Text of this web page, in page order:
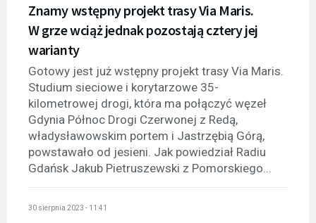
Znamy wstępny projekt trasy Via Maris.
W grze wciąż jednak pozostają cztery jej
warianty
Gotowy jest już wstępny projekt trasy Via Maris.
Studium sieciowe i korytarzowe 35-
kilometrowej drogi, która ma połączyć węzeł
Gdynia Północ Drogi Czerwonej z Redą,
władysławowskim portem i Jastrzębią Górą,
powstawało od jesieni. Jak powiedział Radiu
Gdańsk Jakub Pietruszewski z Pomorskiego...
30 sierpnia 2023 - 11:41